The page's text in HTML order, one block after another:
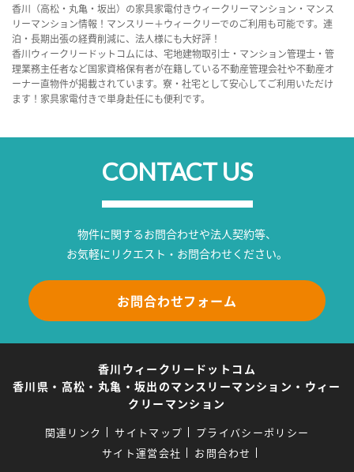
香川（高松・丸亀・坂出）の家具家電付きウィークリーマンション・マンス
リーマンション情報！マンスリー＋ウィークリーでのご利用も可能です。連
泊・長期出張の経費削減に、法人様にも大好評！
香川ウィークリードットコムには、宅地建物取引士・マンション管理士・管
理業務主任者など国家資格保有者が在籍している不動産管理会社や不動産オ
ーナー直物件が掲載されています。寮・社宅として安心してご利用いただけ
ます！家具家電付きで単身赴任にも便利です。
CONTACT US
物件に関するお問合わせや法人契約等、
お気軽にリクエスト・お問合わせください。
お問合わせフォーム
香川ウィークリードットコム
香川県・高松・丸亀・坂出のマンスリーマンション・ウィー
クリーマンション
関連リンク サイトマップ
プライバシーポリシー
サイト運営会社
お問合わせ